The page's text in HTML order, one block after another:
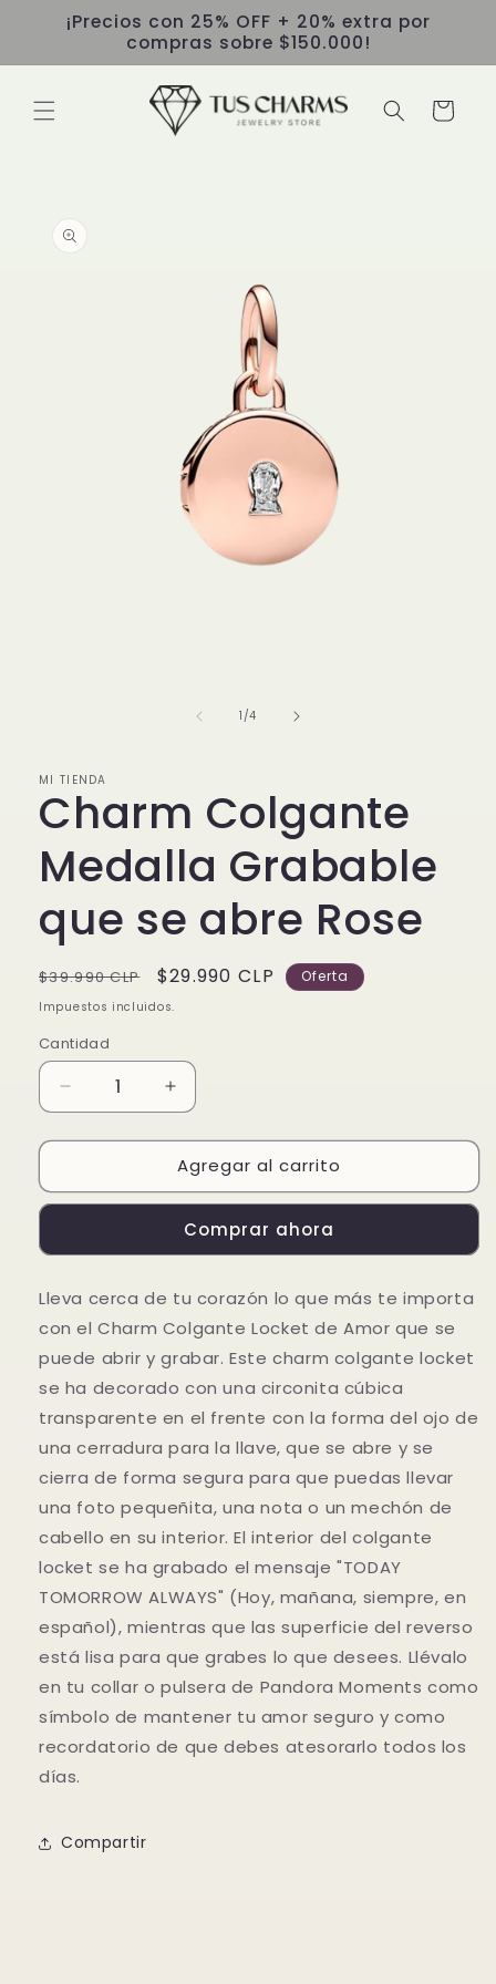
directamente
¡Precios con 25% OFF + 20% extra por
compras sobre $150.000!
Carrito
información
1 /de
4
MI TIENDA
Charm Colgante
Medalla Grabable
que se abre Rose
Precio
habitual
$39.990 CLP
Precio
de
$29.990 CLP Oferta
Impuestos incluidos.
Cantidad
Reducir
cantidad
para
Colgante
Medalla
que
abre
Rose
Aumentar
cantidad
para
Charm
Colgante
Medalla
Grabable
que
abre
Rose
Agregar al carrito
Comprar ahora
Lleva cerca de tu corazón lo que más te importa
con el Charm Colgante Locket de Amor que se
puede abrir y grabar. Este charm colgante locket
se ha decorado con una circonita cúbica
transparente en el frente con la forma del ojo de
una cerradura para la llave, que se abre y se
cierra de forma segura para que puedas llevar
una foto pequeñita, una nota o un mechón de
cabello en su interior. El interior del colgante
locket se ha grabado el mensaje "TODAY
TOMORROW ALWAYS" (Hoy, mañana, siempre, en
español), mientras que las superficie del reverso
está lisa para que grabes lo que desees. Llévalo
en tu collar o pulsera de Pandora Moments como
símbolo de mantener tu amor seguro y como
recordatorio de que debes atesorarlo todos los
días.
Compartir